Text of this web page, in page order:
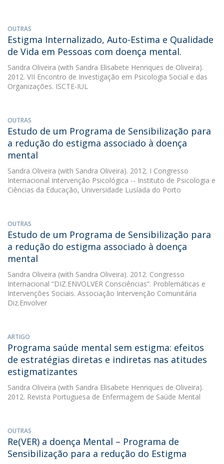
OUTRAS
Estigma Internalizado, Auto-Estima e Qualidade
de Vida em Pessoas com doença mental.
Sandra Oliveira (with Sandra Elisabete Henriques de Oliveira).
2012. VII Encontro de Investigação em Psicologia Social e das
Organizações. ISCTE-IUL
OUTRAS
Estudo de um Programa de Sensibilização para
a redução do estigma associado à doença
mental
Sandra Oliveira (with Sandra Oliveira). 2012. I Congresso
Internacional Intervenção Psicológica -- Instituto de Psicologia e
Ciências da Educação, Universidade Lusíada do Porto
OUTRAS
Estudo de um Programa de Sensibilização para
a redução do estigma associado à doença
mental
Sandra Oliveira (with Sandra Oliveira). 2012. Congresso
Internacional “DIZ.ENVOLVER Consciências”. Problemáticas e
Intervenções Sociais. Associação Intervenção Comunitária
Diz.Envolver
ARTIGO
Programa saúde mental sem estigma: efeitos
de estratégias diretas e indiretas nas atitudes
estigmatizantes
Sandra Oliveira (with Sandra Elisabete Henriques de Oliveira).
2012. Revista Portuguesa de Enfermagem de Saúde Mental
OUTRAS
Re(VER) a doença Mental – Programa de
Sensibilização para a redução do Estigma